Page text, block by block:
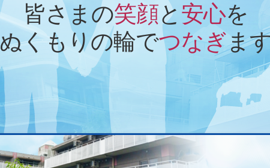
皆さまの笑顔と 安心を
ぬくもりの輪でつなぎま